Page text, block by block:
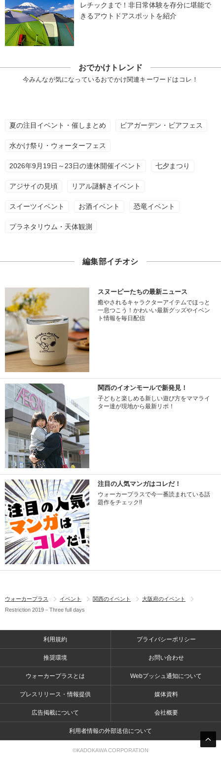
レチックまで！非日常体験を存分に堪能で
きるアウトドアスポットを紹介
おでかけトレンド
今みんなが気になっているおでかけ関連キーワードはコレ！
夏の注目イベント・催しまとめ ビアガーデン・ビアフェス
水かけ祭り・ウォーターフェス
2026年9月19日～23日の連休開催イベント 七夕まつり
アジサイの見頃 リアル謎解きイベント
スイーツイベント お酒イベント 恐竜イベント
プラネタリウム・天体観測
編集部イチオシ
スヌーピーたちの最新ニュース
癒やされるキャラクターアイテムでほっと
一息つこう！かわいい最新グッズやイベン
ト情報を毎日配信
関西のイオンモールで新発見！
子どもと楽しめる新しい遊び方をママライ
ター達が現地から最新リポ！
注目の人気マンガはコレだ！
ウォーカープラスで今一番読まれている話
題作をチェック!!
ウォーカープラス イベント 関西のイベント
大阪府のイベント
Restriction 2019－Three full days
利用規約 プライバシーポリシー
推奨環境 お問い合わせ
ウォーカープラスとは Webプッシュ通知について
プレスリリース・情報提供 媒体資料
広告掲載について 会社概要
利用者情報の外部送信について
©KADOKAWA CORPORATION